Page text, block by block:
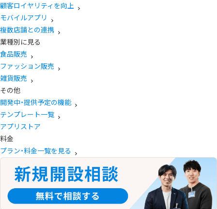
顧客ロイヤリティを向上
モバイルアプリ
複数店舗との連携
業種別に見る
食品販売
ファッション販売
雑貨販売
その他
開発中・提供予定の機能
テンプレート一覧
アプリストア
料金
プラン・料金一覧を見る